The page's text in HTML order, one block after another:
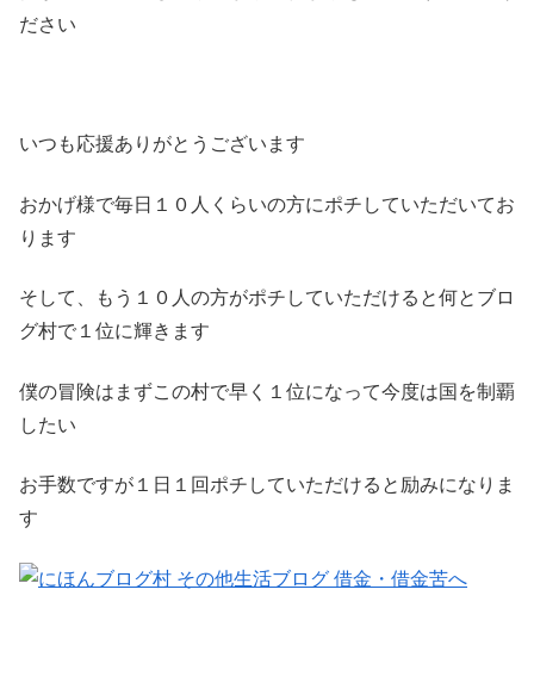
ださい
いつも応援ありがとうございます
おかげ様で毎日１０人くらいの方にポチしていただいてお
ります
そして、もう１０人の方がポチしていただけると何とブロ
グ村で１位に輝きます
僕の冒険はまずこの村で早く１位になって今度は国を制覇
したい
お手数ですが１日１回ポチしていただけると励みになりま
す